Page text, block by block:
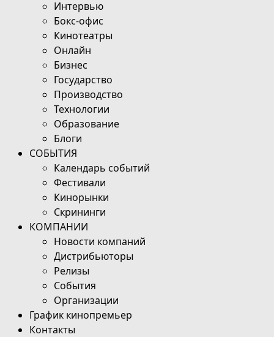
Интервью
Бокс-офис
Кинотеатры
Онлайн
Бизнес
Государство
Производство
Технологии
Образование
Блоги
СОБЫТИЯ
Календарь событий
Фестивали
Кинорынки
Скрининги
КОМПАНИИ
Новости компаний
Дистрибьюторы
Релизы
События
Организации
График кинопремьер
Контакты